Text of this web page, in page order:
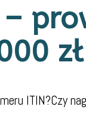
zł
ITIN?Czy